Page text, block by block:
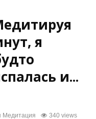
я
и...
Медитация 340 views